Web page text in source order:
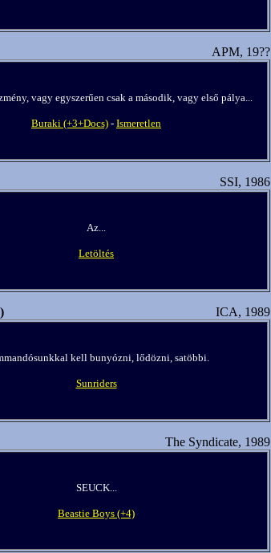
APM, 19??
vagy egyszerűen csak a második, vagy első pálya...
Buraki (+3+Docs) - Ismeretlen
SSI, 1986
Az...
Letöltés
ICA, 1989
kell bunyózni, lődözni, satöbbi.
Sunriders
The Syndicate, 1989
SEUCK...
Beastie Boys (+4)